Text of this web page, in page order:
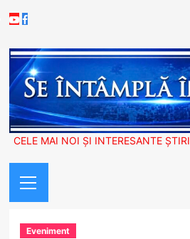
to
Youtube
Facebook
CELE MAI NOI ȘI INTERESANTE
Menu
Eveniment